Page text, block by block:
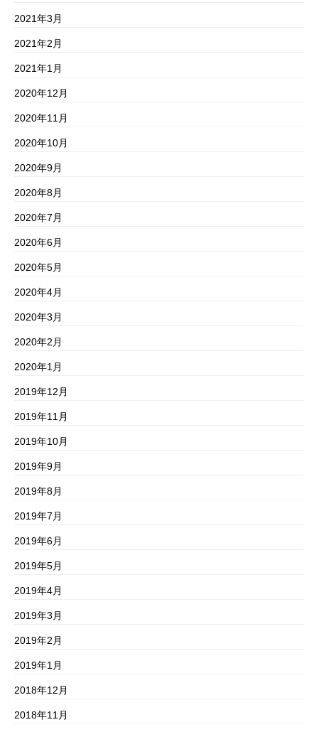
2021年3月
2021年2月
2021年1月
2020年12月
2020年11月
2020年10月
2020年9月
2020年8月
2020年7月
2020年6月
2020年5月
2020年4月
2020年3月
2020年2月
2020年1月
2019年12月
2019年11月
2019年10月
2019年9月
2019年8月
2019年7月
2019年6月
2019年5月
2019年4月
2019年3月
2019年2月
2019年1月
2018年12月
2018年11月